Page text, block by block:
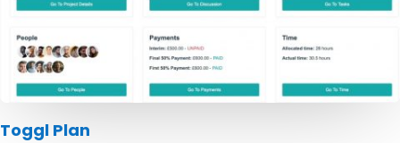
Toggl Plan